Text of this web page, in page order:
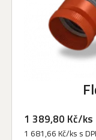
1 389,80 Kč/ks
1 681,66 Kč/ks s